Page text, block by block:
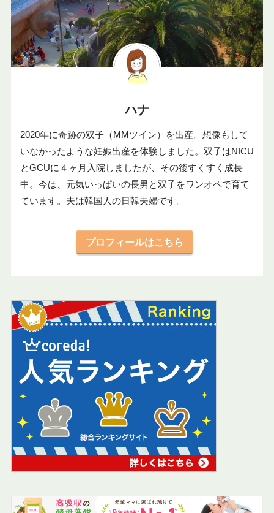
ハナ
2020年に奇跡の双子（MMツイン）を出産。想像もして
いなかったような妊娠出産を体験しました。双子はNICU
とGCUに４ヶ月入院しましたが、その後すくすく成長
中。今は、元気いっぱいの長男と双子をワンオペで育て
ています。夫は韓国人の日韓夫婦です。
プロフィールはこちら